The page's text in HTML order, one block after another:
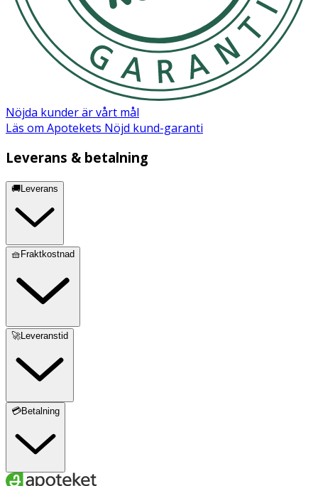
Nöjda kunder är vårt mål
Läs om Apotekets Nöjd kund-garanti
Leverans & betalning
🚚Leverans
🧺Fraktkostnad
🚀Leveranstid
💳Betalning